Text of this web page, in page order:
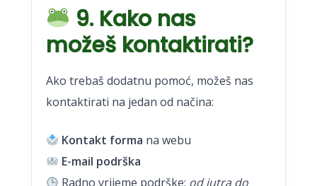
9. Kako nas
možeš kontaktirati?
Ako trebaš dodatnu pomoć, možeš nas
kontaktirati na jedan od načina:
Kontakt forma na webu
E-mail podrška
Radno vrijeme podrške: od jutra do